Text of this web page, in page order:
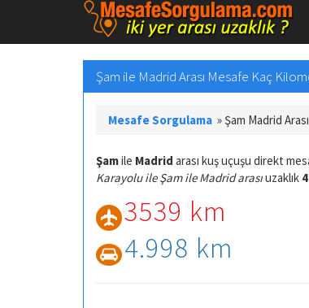
Şam ile Madrid Arası Mesafe Kaç
Mesafe Sorgulama »Şam Madrid
Şamile Madrid arası kuş uçuşu direkt
Karayolu ile Şam ile Madrid arasıuzaklık
3539 km
4.998 km